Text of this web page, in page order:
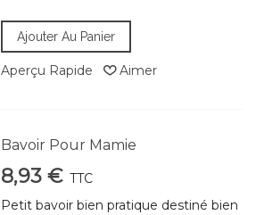
Ajouter Au Panier
Aperçu Rapide Aimer
Bavoir Pour Mamie
8,93 € TTC
Petit bavoir bien pratique destiné bien